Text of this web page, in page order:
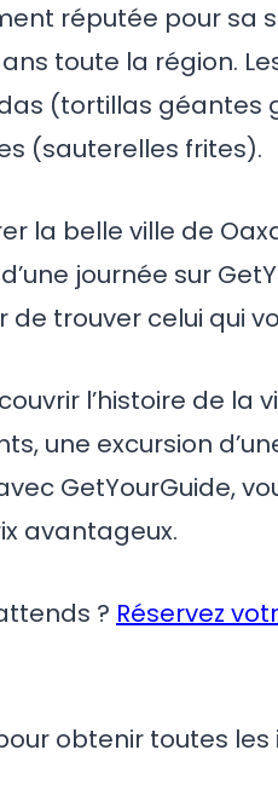
réputée pour sa
toute la région.
(tortillas géantes
(sauterelles frites).
la belle ville de
journée sur
de trouver celui qui
l’histoire de
une excursion
GetYourGuide,
avantageux.
? Réservez
obtenir toutes